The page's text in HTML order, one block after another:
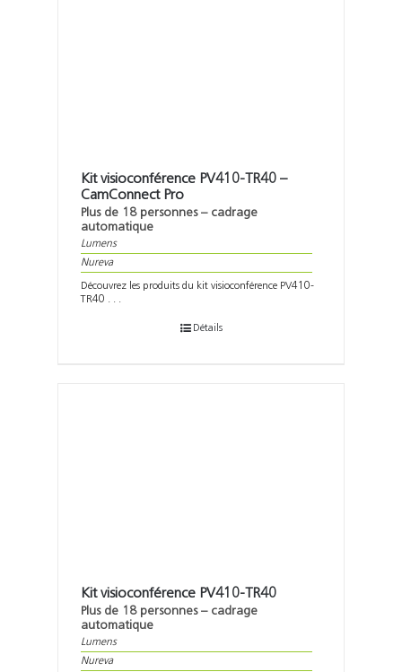
Kit visioconférence PV410-TR40 –
CamConnect Pro
Plus de 18 personnes – cadrage
automatique
Lumens
Nureva
Découvrez les produits du kit visioconférence PV410-
TR40 . . .
Détails
Kit visioconférence PV410-TR40
Plus de 18 personnes – cadrage
automatique
Lumens
Nureva